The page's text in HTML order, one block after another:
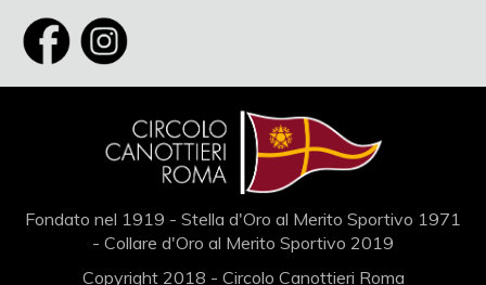
Fondato nel 1919 - Stella d'Oro al Merito Sportivo 1971
- Collare d'Oro al Merito Sportivo 2019
Copyright 2018 - Circolo Canottieri Roma